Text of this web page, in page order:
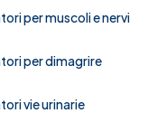
per muscoli e nervi
per dimagrire
vie urinarie